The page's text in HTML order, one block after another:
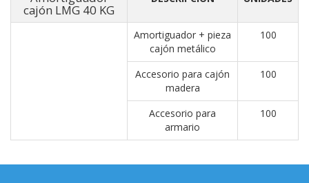
cajón LMG 40 KG
Amortiguador + pieza
cajón metálico
100
Accesorio para cajón
madera
100
Accesorio para
armario
100